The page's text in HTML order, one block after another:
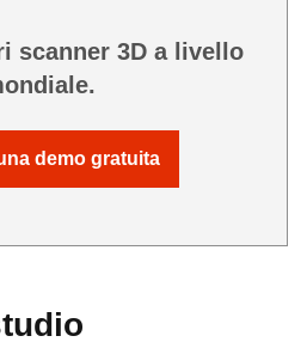
scanner 3D a livello
demo gratuita